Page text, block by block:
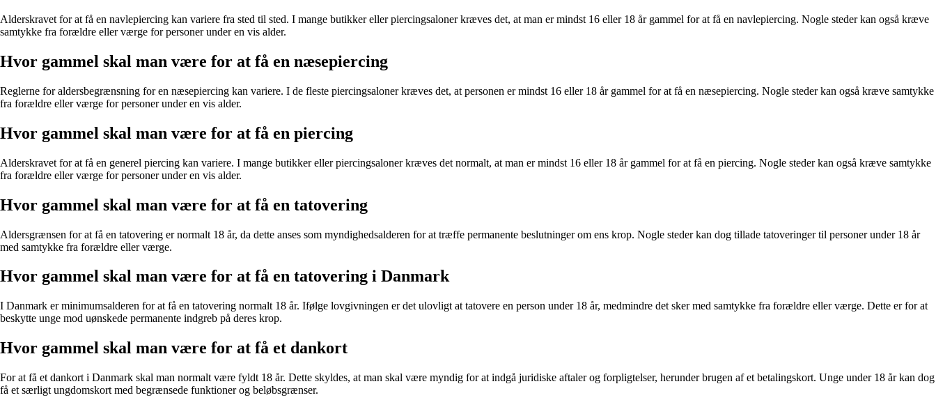
Alderskravet for at få en navlepiercing kan variere fra sted til sted. I mange butikker eller piercingsaloner kræves det, at man er mindst 16 eller 18 år gammel for at få en navlepiercing. Nogle steder kan også kræve
samtykke fra forældre eller værge for personer under en vis alder.
Hvor gammel skal man være for at få en næsepiercing
Reglerne for aldersbegrænsning for en næsepiercing kan variere. I de fleste piercingsaloner kræves det, at personen er mindst 16 eller 18 år gammel for at få en næsepiercing. Nogle steder kan også kræve samtykke
fra forældre eller værge for personer under en vis alder.
Hvor gammel skal man være for at få en piercing
Alderskravet for at få en generel piercing kan variere. I mange butikker eller piercingsaloner kræves det normalt, at man er mindst 16 eller 18 år gammel for at få en piercing. Nogle steder kan også kræve samtykke
fra forældre eller værge for personer under en vis alder.
Hvor gammel skal man være for at få en tatovering
Aldersgrænsen for at få en tatovering er normalt 18 år, da dette anses som myndighedsalderen for at træffe permanente beslutninger om ens krop. Nogle steder kan dog tillade tatoveringer til personer under 18 år
med samtykke fra forældre eller værge.
Hvor gammel skal man være for at få en tatovering i Danmark
I Danmark er minimumsalderen for at få en tatovering normalt 18 år. Ifølge lovgivningen er det ulovligt at tatovere en person under 18 år, medmindre det sker med samtykke fra forældre eller værge. Dette er for at
beskytte unge mod uønskede permanente indgreb på deres krop.
Hvor gammel skal man være for at få et dankort
For at få et dankort i Danmark skal man normalt være fyldt 18 år. Dette skyldes, at man skal være myndig for at indgå juridiske aftaler og forpligtelser, herunder brugen af et betalingskort. Unge under 18 år kan dog
få et særligt ungdomskort med begrænsede funktioner og beløbsgrænser.